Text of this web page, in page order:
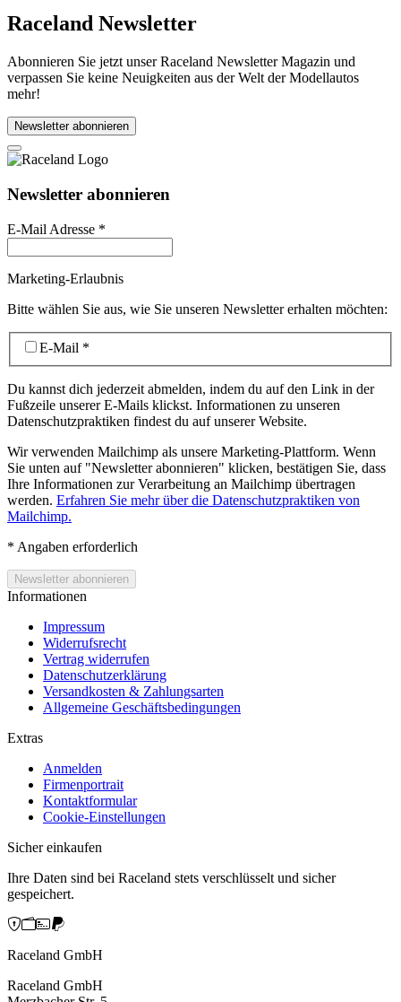
Raceland Newsletter
Abonnieren Sie jetzt unser Raceland Newsletter Magazin und
verpassen Sie keine Neuigkeiten aus der Welt der Modellautos
mehr!
Newsletter abonnieren
Newsletter abonnieren
E-Mail Adresse *
Marketing-Erlaubnis
Bitte wählen Sie aus, wie Sie unseren Newsletter erhalten möchten:
E-Mail *
Du kannst dich jederzeit abmelden, indem du auf den Link in der
Fußzeile unserer E-Mails klickst. Informationen zu unseren
Datenschutzpraktiken findest du auf unserer Website.
Wir verwenden Mailchimp als unsere Marketing-Plattform. Wenn
Sie unten auf "Newsletter abonnieren" klicken, bestätigen Sie, dass
Ihre Informationen zur Verarbeitung an Mailchimp übertragen
werden. Erfahren Sie mehr über die Datenschutzpraktiken von
Mailchimp.
* Angaben erforderlich
Informationen
Impressum
Widerrufsrecht
Vertrag widerrufen
Datenschutzerklärung
Versandkosten & Zahlungsarten
Allgemeine Geschäftsbedingungen
Extras
Anmelden
Firmenportrait
Kontaktformular
Cookie-Einstellungen
Sicher einkaufen
Ihre Daten sind bei Raceland stets verschlüsselt und sicher
gespeichert.
Raceland GmbH
Raceland GmbH